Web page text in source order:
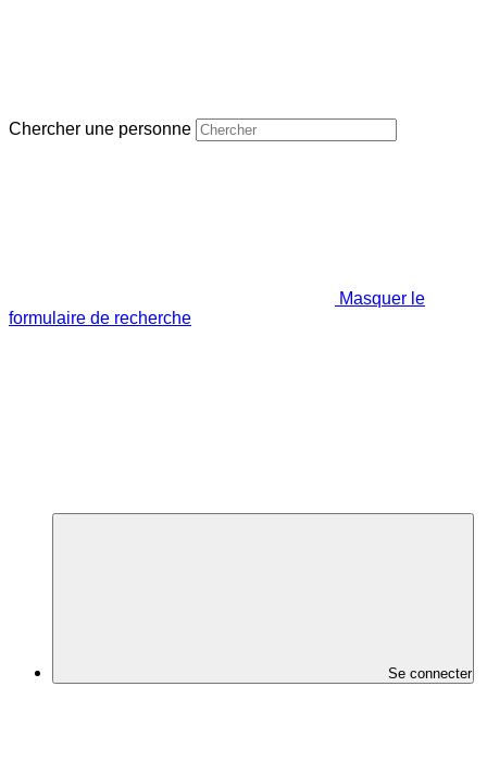
Chercher une personne
Masquer le
formulaire de recherche
Se connecter